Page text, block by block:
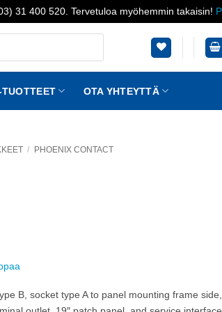
31 400 520. Tervetuloa myöhemmin takaisin!
OTA YHTEYTTÄ
/ PHOENIX CONTACT
B, socket type A to panel mounting frame side,